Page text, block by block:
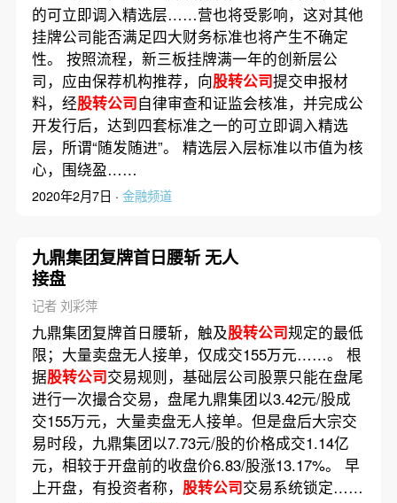
的可立即调入精选层……营也将受影响，这对其他
挂牌公司能否满足四大财务标准也将产生不确定
性。 按照流程，新三板挂牌满一年的创新层公
司，应由保荐机构推荐，向股转公司提交申报材
料，经股转公司自律审查和证监会核准，并完成公
开发行后，达到四套标准之一的可立即调入精选
层，所谓“随发随进”。 精选层入层标准以市值为核
心，围绕盈……
2020年2月7日 · 金融频道
九鼎集团复牌首日腰斩 无人
接盘
记者 刘彩萍
九鼎集团复牌首日腰斩，触及股转公司规定的最低
限；大量卖盘无人接单，仅成交155万元……。 根
据股转公司交易规则，基础层公司股票只能在盘尾
进行一次撮合交易，盘尾九鼎集团以3.42元/股成
交155万元，大量卖盘无人接单。但是盘后大宗交
易时段，九鼎集团以7.73元/股的价格成交1.14亿
元，相较于开盘前的收盘价6.83/股涨13.17%。 早
上开盘，有投资者称， 股转公司交易系统锁定……